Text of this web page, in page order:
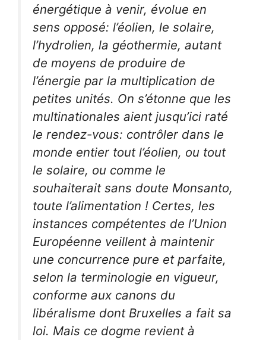
énergétique à venir, évolue en
sens opposé: l’éolien, le solaire,
l’hydrolien, la géothermie, autant
de moyens de produire de
l’énergie par la multiplication de
petites unités. On s’étonne que les
multinationales aient jusqu’ici raté
le rendez-vous: contrôler dans le
monde entier tout l’éolien, ou tout
le solaire, ou comme le
souhaiterait sans doute Monsanto,
toute l’alimentation ! Certes, les
instances compétentes de l’Union
Européenne veillent à maintenir
une concurrence pure et parfaite,
selon la terminologie en vigueur,
conforme aux canons du
libéralisme dont Bruxelles a fait sa
loi. Mais ce dogme revient à